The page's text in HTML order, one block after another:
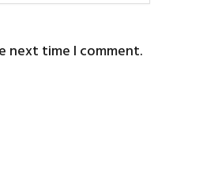
next time I comment.